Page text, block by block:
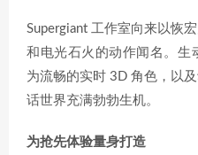
Supergiant 工作室向来以恢
和电光石火的动作闻名。生
为流畅的实时 3D 角色，以
话世界充满勃勃生机。
为抢先体验量身打造